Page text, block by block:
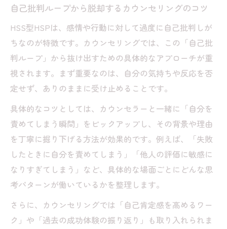
自己批判ループから脱却するカウンセリングのコツ
HSS型HSPは、感情や行動に対して過度に自己批判しが
ちなのが特徴です。カウンセリングでは、この「自己批
判ループ」から抜け出すための具体的なアプローチが重
視されます。まず重要なのは、自分の気持ちや反応を否
定せず、ありのままに受け止めることです。
具体的なコツとしては、カウンセラーと一緒に「自分を
責めてしまう瞬間」をピックアップし、その背景や理由
を丁寧に掘り下げる方法が効果的です。例えば、「失敗
したときに自分を責めてしまう」「他人の評価に敏感に
なりすぎてしまう」など、具体的な場面ごとにどんな思
考パターンが働いているかを整理します。
さらに、カウンセリングでは「自己肯定感を高めるワー
ク」や「過去の成功体験の振り返り」も取り入れられま